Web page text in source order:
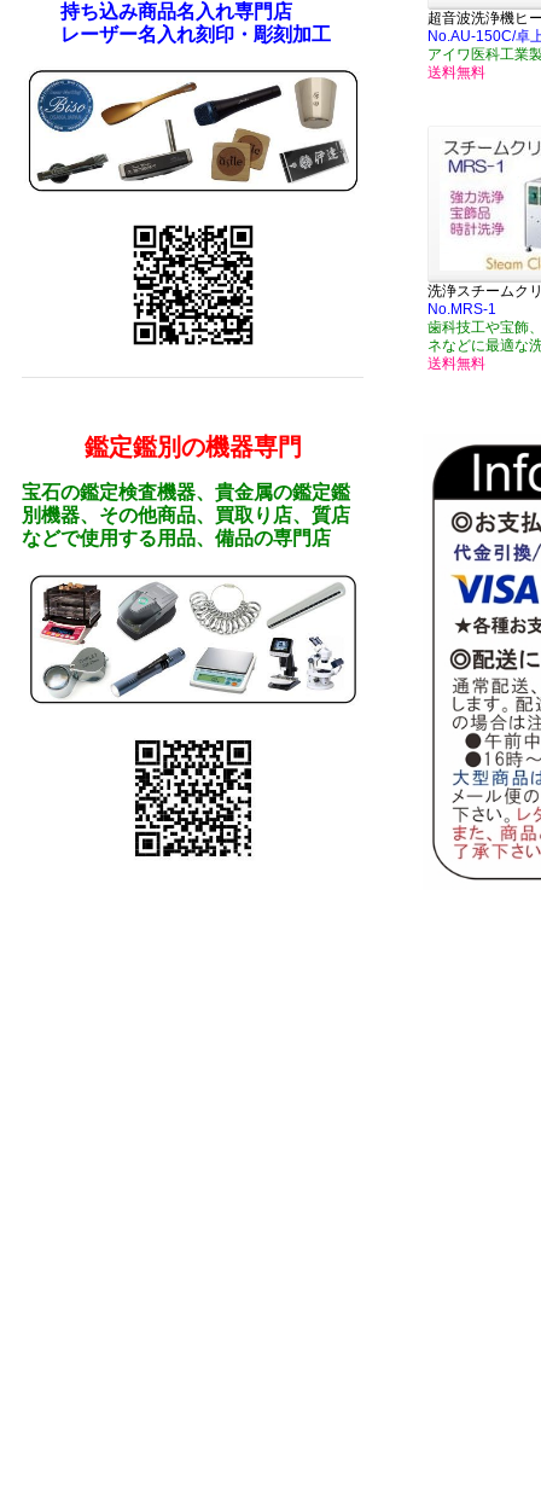
超音波洗浄機ヒ
No.AU-150C/卓
アイワ医科工業
送料無料
洗浄スチームク
No.MRS-1
歯科技工や宝飾
ネなどに最適な
送料無料
持ち込み商品名入れ専門店
レーザー名入れ刻印・彫刻加工
鑑定鑑別の機器専門
宝石の鑑定検査機器、貴金属の鑑定鑑
別機器、その他商品、買取り店、質店
などで使用する用品、備品の専門店